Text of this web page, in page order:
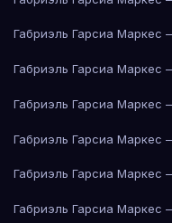
Габриэль Гарсиа Маркес
Габриэль Гарсиа Маркес
Габриэль Гарсиа Маркес
Габриэль Гарсиа Маркес
Габриэль Гарсиа Маркес
Габриэль Гарсиа Маркес